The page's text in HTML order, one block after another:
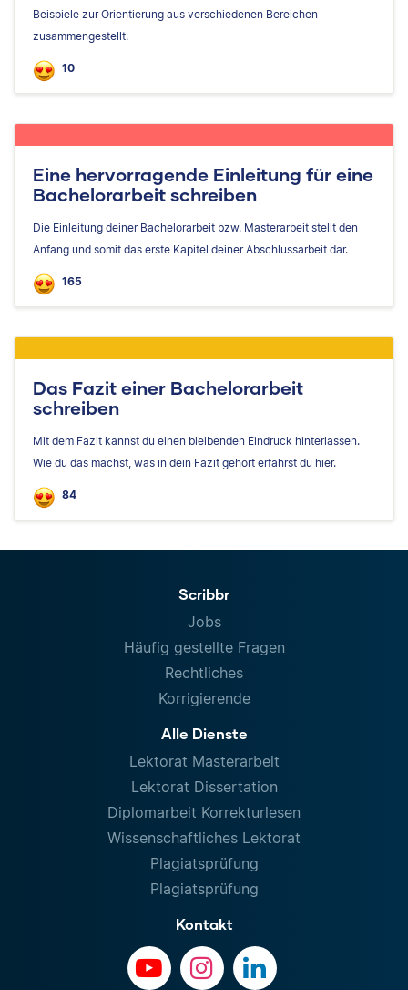
Beispiele zur Orientierung aus verschiedenen Bereichen
zusammengestellt.
10
Eine hervorragende Einleitung für eine
Bachelorarbeit schreiben
Die Einleitung deiner Bachelorarbeit bzw. Masterarbeit stellt den
Anfang und somit das erste Kapitel deiner Abschlussarbeit dar.
165
Das Fazit einer Bachelorarbeit
schreiben
Mit dem Fazit kannst du einen bleibenden Eindruck hinterlassen.
Wie du das machst, was in dein Fazit gehört erfährst du hier.
84
Scribbr
Jobs
Häufig gestellte Fragen
Rechtliches
Korrigierende
Alle Dienste
Lektorat Masterarbeit
Lektorat Dissertation
Diplomarbeit Korrekturlesen
Wissenschaftliches Lektorat
Plagiatsprüfung
Plagiatsprüfung
Kontakt